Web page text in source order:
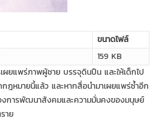
ขนาดไฟล์
159 KB
ยแพร่ภาพผู้ชาย บรรจุดินปืน และให้เด็กไป
หมายนี้แล้ว และหากสื่อนำมาเผยแพร่ซ้ำอีก
การพัฒนาสังคมและความมั่นคงของมนุษย์
าย